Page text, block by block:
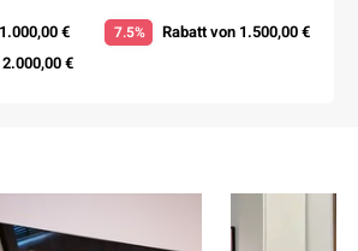
€ 7.5% Rabatt von 1.500,00 €
€